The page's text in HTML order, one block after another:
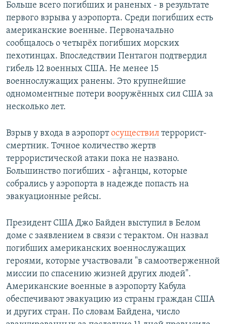
Больше всего погибших и раненых - в результате
первого взрыва у аэропорта. Среди погибших есть
американские военные. Первоначально
сообщалось о четырёх погибших морских
пехотинцах. Впоследствии Пентагон подтвердил
гибель 12 военных США. Не менее 15
военнослужащих ранены. Это крупнейшие
одномоментные потери вооружённых сил США за
несколько лет.
Взрыв у входа в аэропортосуществил террорист-
смертник. Точное количество жертв
террористической атаки пока не названо.
Большинство погибших - афганцы, которые
собрались у аэропорта в надежде попасть на
эвакуационные рейсы.
Президент США Джо Байден выступил в Белом
доме с заявлением в связи с терактом. Он назвал
погибших американских военнослужащих
героями, которые участвовали "в самоотверженной
миссии по спасению жизней других людей".
Американские военные в аэропорту Кабула
обеспечивают эвакуацию из страны граждан США
и других стран. По словам Байдена, число